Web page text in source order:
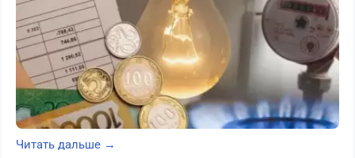
Читать дальше →